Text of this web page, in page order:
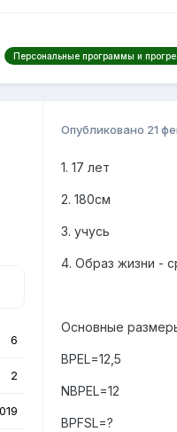
Персональные программы и
6
2
Опубликовано 21
1. 17 лет
2. 180см
3. учусь
4. Образ жизни -
Основные
BPEL=12,5
NBPEL=12
BPFSL=?